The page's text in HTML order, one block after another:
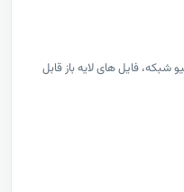
فایل های لایه باز قابل